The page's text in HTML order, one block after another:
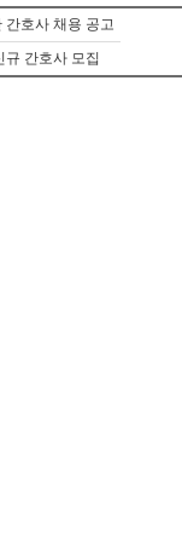
간호사 채용 공고
규 간호사 모집